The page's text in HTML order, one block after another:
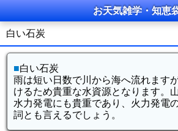
お天気雑学・知恵
白い石炭
■白い石炭
雨は短い日数で川から海へ流れます
けるため貴重な水資源となります。
水力発電にも貴重であり、火力発電
詞とも言えるでしょう。